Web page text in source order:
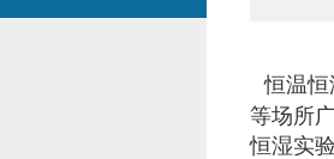
恒温恒
等场所
恒湿实